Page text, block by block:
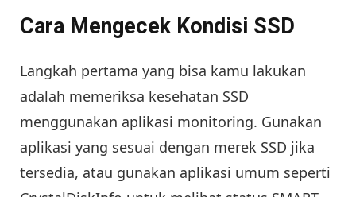
Cara Mengecek Kondisi SSD
Langkah pertama yang bisa kamu lakukan
adalah memeriksa kesehatan SSD
menggunakan aplikasi monitoring. Gunakan
aplikasi yang sesuai dengan merek SSD jika
tersedia, atau gunakan aplikasi umum seperti